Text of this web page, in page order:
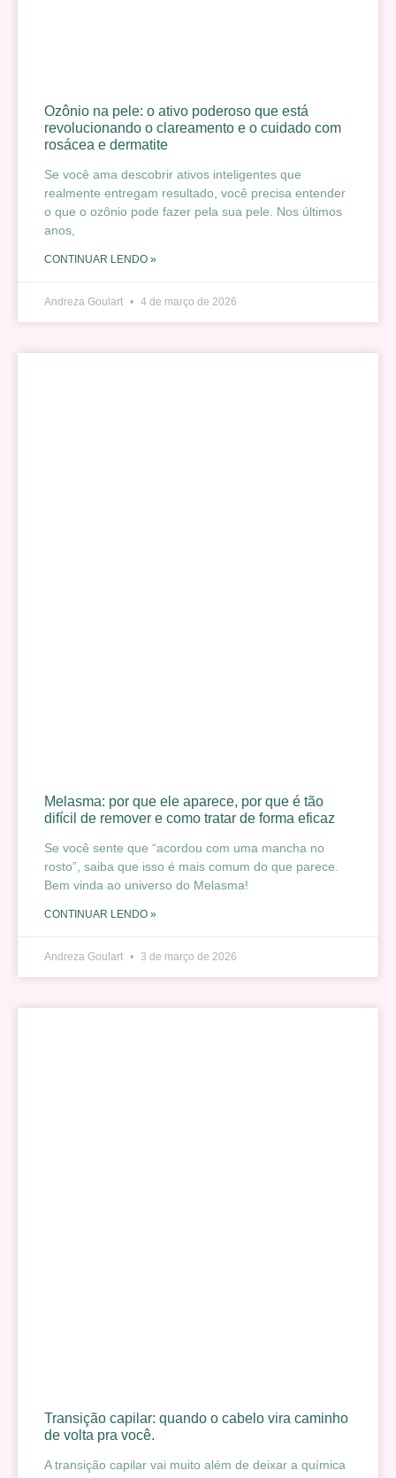
Ozônio na pele: o ativo poderoso que está
revolucionando o clareamento e o cuidado com
rosácea e dermatite
Se você ama descobrir ativos inteligentes que
realmente entregam resultado, você precisa entender
o que o ozônio pode fazer pela sua pele. Nos últimos
anos,
CONTINUAR LENDO »
Andreza Goulart 4 de março de 2026
Melasma: por que ele aparece, por que é tão
difícil de remover e como tratar de forma eficaz
Se você sente que “acordou com uma mancha no
rosto”, saiba que isso é mais comum do que parece.
Bem vinda ao universo do Melasma!
CONTINUAR LENDO »
Andreza Goulart 3 de março de 2026
Transição capilar: quando o cabelo vira caminho
de volta pra você.
A transição capilar vai muito além de deixar a química